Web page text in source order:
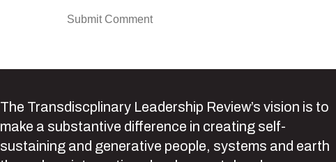
The Transdiscplinary Leadership Review’s vision is to
make a substantive difference in creating self-
sustaining and generative people, systems and earth